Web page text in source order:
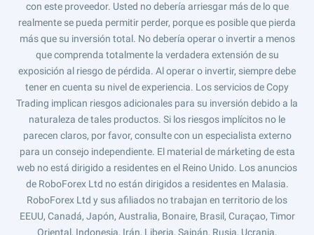
con este proveedor. Usted no debería arriesgar más de lo que
realmente se pueda permitir perder, porque es posible que pierda
más que su inversión total. No debería operar o invertir a menos
que comprenda totalmente la verdadera extensión de su
exposición al riesgo de pérdida. Al operar o invertir, siempre debe
tener en cuenta su nivel de experiencia. Los servicios de Copy
Trading implican riesgos adicionales para su inversión debido a la
naturaleza de tales productos. Si los riesgos implícitos no le
parecen claros, por favor, consulte con un especialista externo
para un consejo independiente. El material de márketing de esta
web no está dirigido a residentes en el Reino Unido. Los anuncios
de RoboForex Ltd no están dirigidos a residentes en Malasia.
RoboForex Ltd y sus afiliados no trabajan en territorio de los
EEUU, Canadá, Japón, Australia, Bonaire, Brasil, Curaçao, Timor
Oriental, Indonesia, Irán, Liberia, Saipán, Rusia, Ucrania,